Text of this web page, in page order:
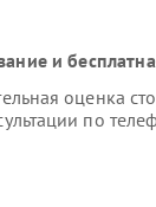
и
оценка
по